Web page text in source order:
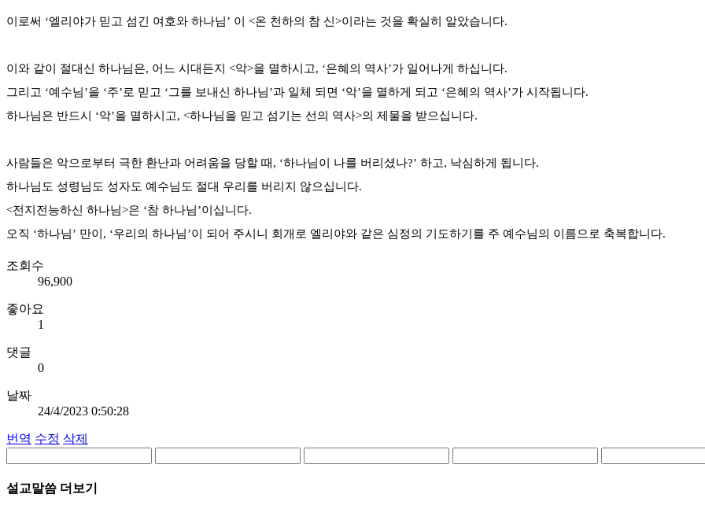
이로써 ‘엘리야가 믿고 섬긴 여호와 하나님’ 이 <온 천하의 참 신>이라는 것을 확실히 알았습니다.
이와 같이 절대신 하나님은, 어느 시대든지 <악>을 멸하시고, ‘은혜의 역사’가 일어나게 하십니다.
그리고 ‘예수님’을 ‘주’로 믿고 ‘그를 보내신 하나님’과 일체 되면 ‘악’을 멸하게 되고 ‘은혜의 역사’가 시작됩니다.
하나님은 반드시 ‘악’을 멸하시고, <하나님을 믿고 섬기는 선의 역사>의 제물을 받으십니다.
사람들은 악으로부터 극한 환난과 어려움을 당할 때, ‘하나님이 나를 버리셨나?’ 하고, 낙심하게 됩니다.
하나님도 성령님도 성자도 예수님도 절대 우리를 버리지 않으십니다.
<전지전능하신 하나님>은 ‘참 하나님’이십니다.
오직 ‘하나님’ 만이, ‘우리의 하나님’이 되어 주시니 회개로 엘리야와 같은 심정의 기도하기를 주 예수님의 이름으로 축복합니다.
조회수
96,900
좋아요
1
댓글
0
날짜
24/4/2023 0:50:28
번역 수정 삭제
설교말씀 더보기